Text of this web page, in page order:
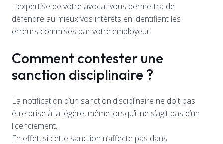
L’expertise de votre avocat vous permettra de
défendre au mieux vos intérêts en identifiant les
erreurs commises par votre employeur.
Comment contester une
sanction disciplinaire ?
La notification d’un sanction disciplinaire ne doit pas
être prise à la légère, même lorsqu’il ne s’agit pas d’un
licenciement.
En effet, si cette sanction n’affecte pas dans